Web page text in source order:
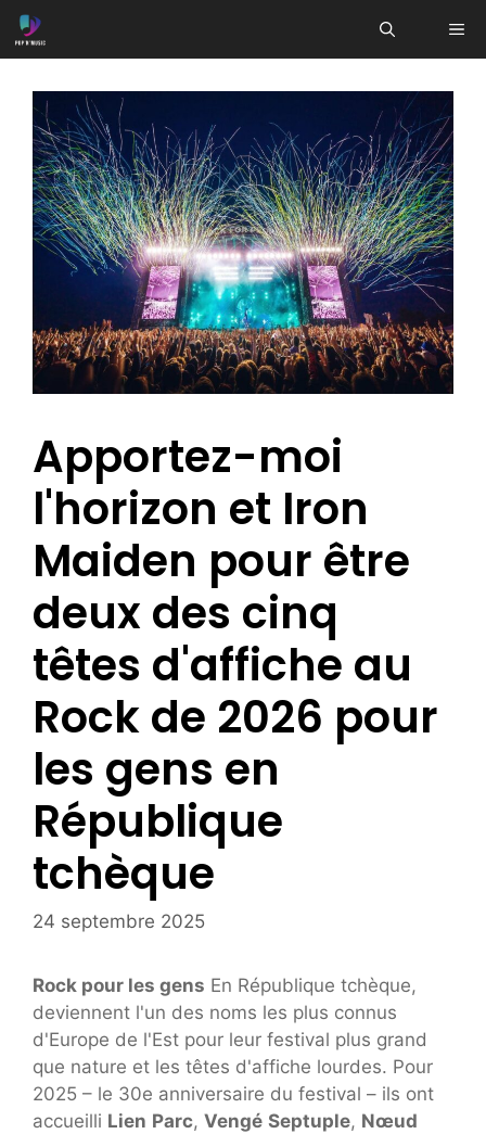
Aller
au
Apportez-moi
l'horizon et Iron
Maiden pour être
deux des cinq
têtes d'affiche au
Rock de 2026 pour
les gens en
République
tchèque
24 septembre 2025
Rock pour les gens En République tchèque,
deviennent l'un des noms les plus connus
d'Europe de l'Est pour leur festival plus grand
que nature et les têtes d'affiche lourdes. Pour
2025 – le 30e anniversaire du festival – ils ont
accueilli Lien Parc, Vengé Septuple, Nœud